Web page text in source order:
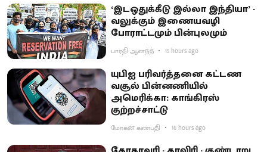
‘இடஒதுக்கீடு இல்லா இந்தியா’ -
வலுக்கும் இணையவழி
போராட்டமும் பின்புலமும்
பாரதி ஆனந்த் 15 hours ago
யுபிஐ பரிவர்த்தனை கட்டண
வசூல் பின்னணியில்
அமெரிக்கா: காங்கிரஸ்
குற்றச்சாட்டு
மோகன் கணபதி 16 hours ago